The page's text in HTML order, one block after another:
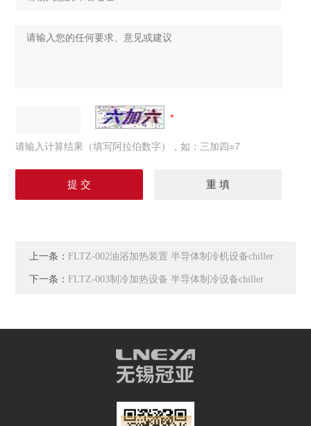
请输入计算结果（填写阿拉伯数字），如：三加四=7
上一条： FLTZ-002油浴加热装置 半导体制冷机设备chiller
下一条： FLTZ-003制冷加热设备 半导体制冷设备chiller